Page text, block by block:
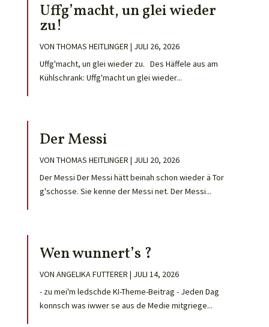
Uffg’macht, un glei wieder
zu!
VON THOMAS HEITLINGER | JULI 26, 2026
Uffg'macht, un glei wieder zu. Des Häffele aus am
Kühlschrank: Uffg'macht un glei wieder...
Der Messi
VON THOMAS HEITLINGER | JULI 20, 2026
Der Messi Der Messi hätt beinah schon wieder ä Tor
g'schosse. Sie kenne der Messi net. Der Messi...
Wen wunnert’s ?
VON ANGELIKA FUTTERER | JULI 14, 2026
- zu mei'm ledschde KI-Theme-Beitrag - Jeden Dag
konnsch was iwwer se aus de Medie mitgriege...